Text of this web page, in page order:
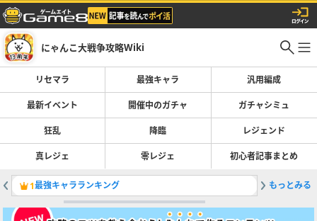
にゃんこ大戦争攻略Wiki
リセマラ 最強キャラ 汎用編成
最新イベント 開催中のガチャ ガチャシミュ
狂乱 降臨 レジェンド
真レジェ 零レジェ 初心者記事まとめ
1最強キャラランキング 2真レジ
もっとみる